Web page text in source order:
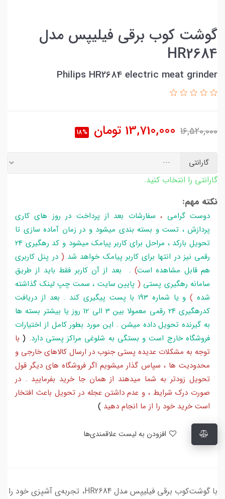
گوشت کوب برقی فیلیپس مدل
HR2684
Philips HR2684 electric meat grinder
16,520,000
13,710,000 تومان 18%
گارانتی
گارانتی را انتخاب کنید.
نکته مهم:
دوست گرامی ،سفارشات بعد از پرداخت در روز های کاری
پردازش ، تست و بسته بندی میشود و در زمان آماده سازی تا
تحویل بارکد ، مراحل برای کاربر پیامک میشود و کد رهگیری 24
رقمی نیز در انتها برای کاربر پیامک خواهد شد ( در پنل کاربری
هم قابل مشاهده است) . بعد از آن کاربر فقط باید از طریق
سامانه رهگیری پستی ( پایین سایت ، سمت چپ لینک گذاشته
شده )
و یا شماره 193 با پست پیگیری کند . بعد از دریافت
کدرهگیری 24 رقمی معمولا بین 3 الی 12 روز یا بیشتر بسته ها
به گیرنده تحویل داده میشن . این مورد بطور کامل از اختیارات
فروشگاه خارج است و بستگی به شلوغی مراکز پستی دارد.
(با
توجه به مشکلات عدیده پستی جنوب در ارسال کالاهای خارجی و
محدودیت ها ، سپاس گذار میشویم اگر فروشگاه های دیگر قول
تحویل زودتر به شما میدهند از همان جا خرید بفرمایید . در
صورت درک شرایط ، و عدم داشتن عجله در تحویل باعث افتخار
است خرید خود را از ما انجام دهید )
با گوشت‌کوب برقی فیلیپس مدل HR2684، تجربه‌ی آشپزی خود را